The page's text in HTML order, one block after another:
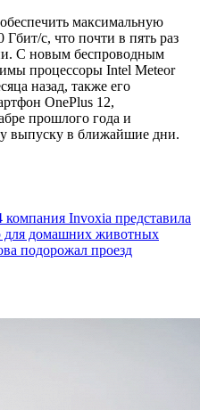
максимальную
Гбит/с, что почти в пять раз
С новым беспроводным
процессоры Intel Meteor
назад, также его
OnePlus 12,
прошлого года и
выпуску в ближайшие дни.
Invoxia представила
для домашних животных
подорожал проезд